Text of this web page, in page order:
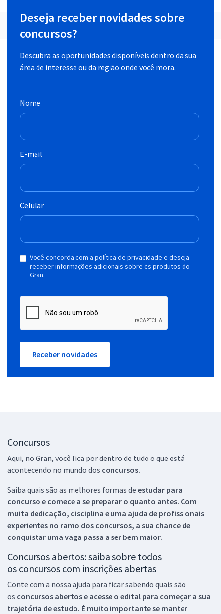
Deseja receber novidades sobre
concursos?
Descubra as oportunidades disponíveis dentro da sua
área de interesse ou da região onde você mora.
Nome
E-mail
Celular
Você concorda com a política de privacidade e deseja
receber informações adicionais sobre os produtos do
Gran.
Receber novidades
Concursos
Aqui, no Gran, você fica por dentro de tudo o que está
acontecendo no mundo dos concursos.
Saiba quais são as melhores formas de estudar para
concurso e comece a se preparar o quanto antes. Com
muita dedicação, disciplina e uma ajuda de profissionais
experientes no ramo dos concursos, a sua chance de
conquistar uma vaga passa a ser bem maior.
Concursos abertos: saiba sobre todos
os concursos com inscrições abertas
Conte com a nossa ajuda para ficar sabendo quais são
os concursos abertos e acesse o edital para começar a sua
trajetória de estudo. É muito importante se manter